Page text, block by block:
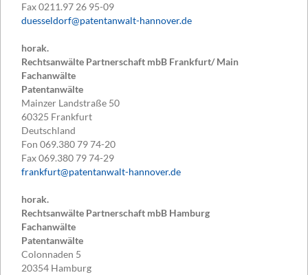
Fax0211.97 26 95-09
duesseldorf@patentanwalt-hannover.de
horak.
Rechtsanwälte Partnerschaft mbB Frankfurt/ Main
Fachanwälte
Patentanwälte
Mainzer Landstraße 50
60325 Frankfurt
Deutschland
Fon 069.380 79 74-20
Fax069.380 79 74-29
frankfurt@patentanwalt-hannover.de
horak.
Rechtsanwälte Partnerschaft mbB Hamburg
Fachanwälte
Patentanwälte
Colonnaden 5
20354 Hamburg